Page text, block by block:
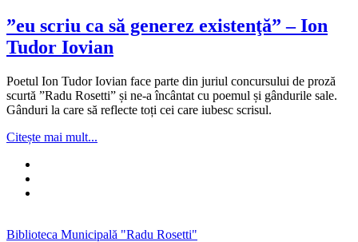
”eu scriu ca să generez existenţă” – Ion
Tudor Iovian
Poetul Ion Tudor Iovian face parte din juriul concursului de proză
scurtă ”Radu Rosetti” și ne-a încântat cu poemul și gândurile sale.
Gânduri la care să reflecte toți cei care iubesc scrisul.
Citește mai mult...
Biblioteca Municipală "Radu Rosetti"